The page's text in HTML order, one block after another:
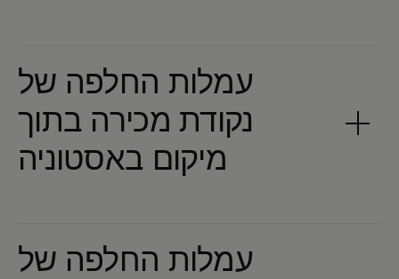
עמלות החלפה של
נקודת מכירה בתוך
עמלות החלפה של